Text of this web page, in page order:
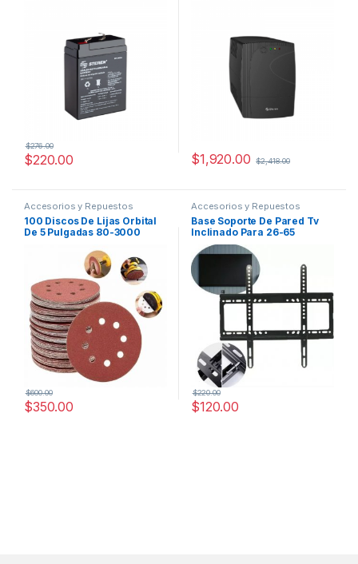
$220.00
$276.00
$1,920.00 $2,418.00
Accesorios y Repuestos
100 Discos De Lijas Orbital
De 5 Pulgadas 80-3000
$350.00
$600.00
Accesorios y Repuestos
Base Soporte De Pared Tv
Inclinado Para 26-65
Pulgadas 60kg
$120.00
$220.00